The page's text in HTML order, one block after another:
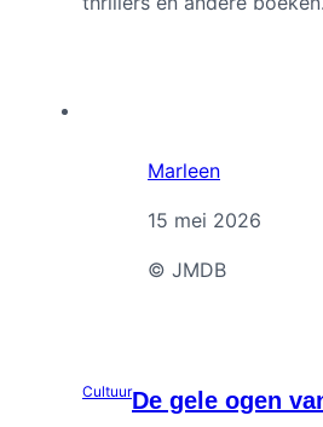
Marleen
15 mei 2026
© JMDB
CultuurDe gele ogen